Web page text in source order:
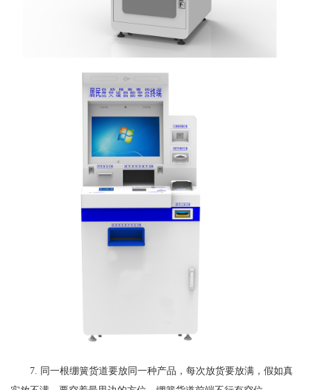
7. 同一根绷簧货道要放同一种产品，每次放货要放满，假如真